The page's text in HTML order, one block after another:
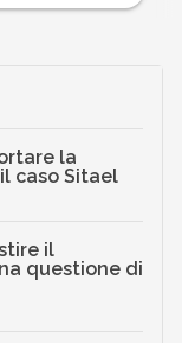
la
caso Sitael
il
questione di